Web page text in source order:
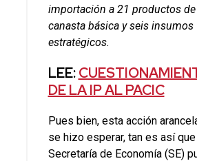
importación a 21 productos
canasta básica y seis insumos
estratégicos.
LEE:
DE LA IP AL PACIC
Pues bien, esta acción
se hizo esperar, tan es así
Secretaría de Economía (SE)